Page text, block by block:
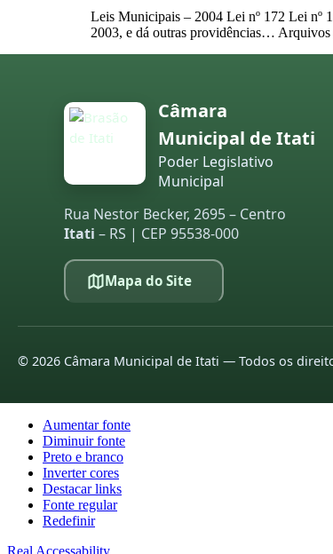
Leis Municipais – 2004 Lei nº 172 Lei nº
2003, e dá outras providências…
Câmara
Municipal de Itati
Poder Legislativo
Municipal
Rua Nestor Becker, 2695 – Centro
Itati – RS | CEP 95538-000
Mapa do Site
© 2026 Câmara Municipal de Itati — Todos os
Aumentar fonte
Diminuir fonte
Preto e branco
Inverter cores
Destacar links
Fonte regular
Redefinir
Real Accessability